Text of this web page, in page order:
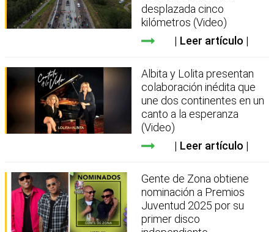
desplazada cinco
kilómetros (Video)
Leer artículo
Albita y Lolita presentan
colaboración inédita que
une dos continentes en un
canto a la esperanza
(Video)
Leer artículo
Gente de Zona obtiene
nominación a Premios
Juventud 2025 por su
primer disco